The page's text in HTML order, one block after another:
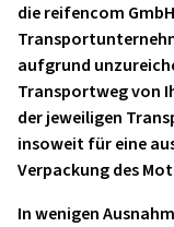
die reifencom
aufgrund
Transportweg von
der jeweiligen
insoweit für eine
Verpackung des
In wenigen